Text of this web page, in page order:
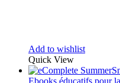
Add to wishlist
Quick View
Ebooks éducatifs pour